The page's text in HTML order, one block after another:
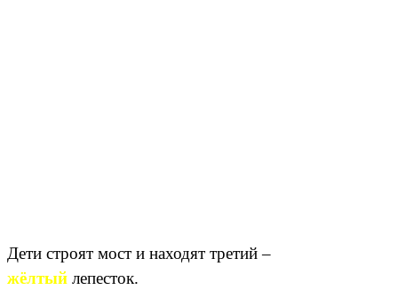
Дети строят мост и находят третий –
жёлтый лепесток.